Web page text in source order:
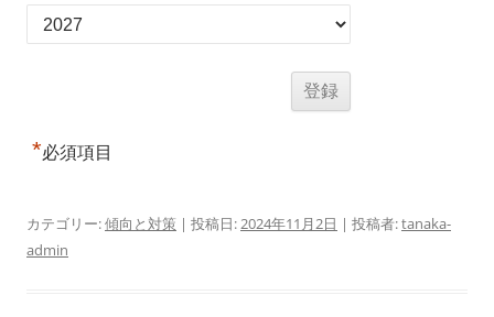
*必須項目
カテゴリー:傾向と対策 | 投稿日:2024年11月2日 | 投稿者:tanaka-
admin